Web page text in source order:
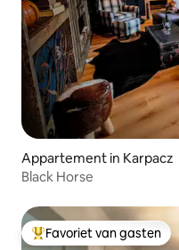
Appartement in Karpacz
Black Horse
Topfavoriet van gasten
Favoriet van gasten